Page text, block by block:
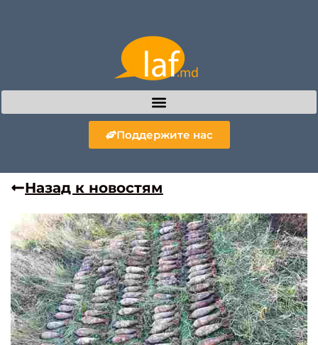
Поддержите нас
Назад к новостям